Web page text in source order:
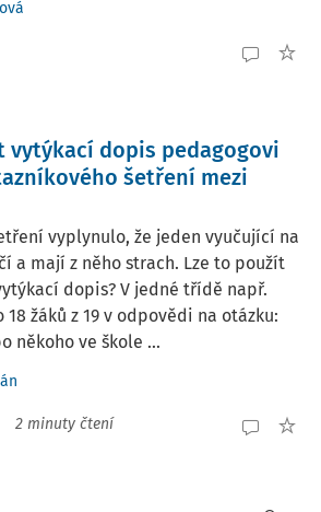
vytýkací dopis pedagogovi
šetření mezi
vyplynulo, že jeden vyučující na
a mají z něho strach. Lze to použít
dopis? V jedné třídě např.
žáků z 19 v odpovědi na otázku:
někoho ve škole ...
2 minuty čtení